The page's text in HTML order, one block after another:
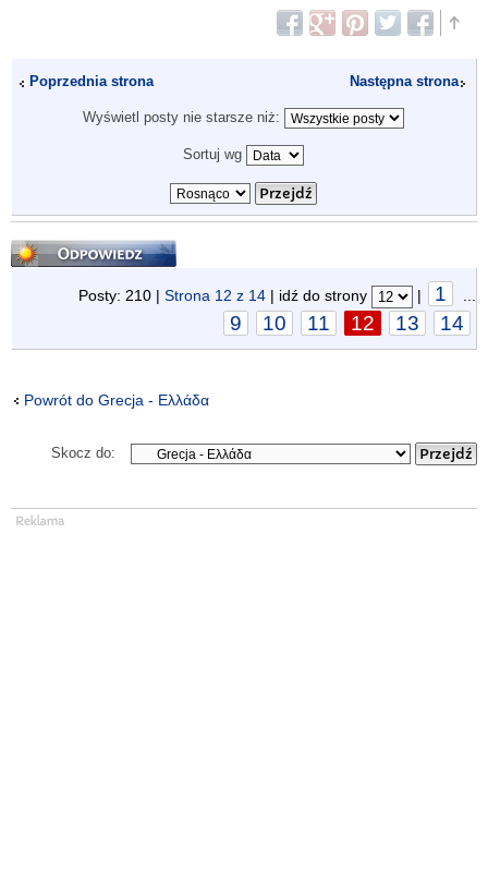
Poprzednia strona Następna strona
Wyświetl posty nie starsze niż:
Sortuj wg
Odpowiedz
Posty: 210 | Strona 12 z 14 | idź do strony | 1 ...
9 10 11 12 13 14
Powrót do Grecja - Ελλάδα
Skocz do: